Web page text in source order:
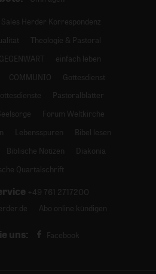
Sales Herder Korrespondenz
Theologie & Pastoral
einfach leben
COMMUNIO
Gottesdienst
Pastoralblätter
Forum Weltkirche
Lebensspuren
Bibel lesen
Biblische Notizen
Diakonia
Quartalschrift
+49 761 2717200
Abo online kündigen
uns: Facebook